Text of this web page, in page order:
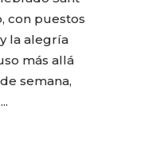
con puestos
la alegría
más allá
semana,